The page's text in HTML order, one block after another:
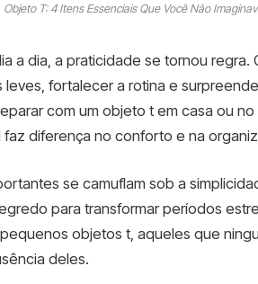
Objeto T: 4 Itens Essenciais Que Você Não
a dia, a praticidade se tornou
leves, fortalecer a rotina e
com um objeto t em casa ou
faz diferença no conforto e na
se camuflam sob a
para transformar períodos
objetos t, aqueles que
deles.